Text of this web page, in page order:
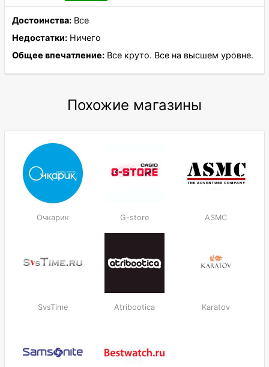
Достоинства: Все
Недостатки: Ничего
Общее впечатление: Все круто. Все на высшем уровне.
Похожие магазины
Очкарик G-store ASMC
SvsTime Atribootica Karatov